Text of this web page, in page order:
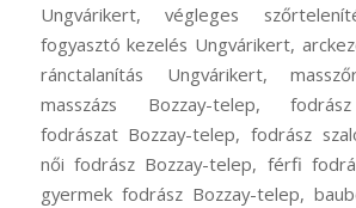
Ungvárikert, végleges
fogyasztó kezelés Ungvárikert,
ránctalanítás Ungvárikert,
masszázs Bozzay-telep,
fodrászat Bozzay-telep, fodrász
női fodrász Bozzay-telep, férfi
gyermek fodrász Bozzay-telep,